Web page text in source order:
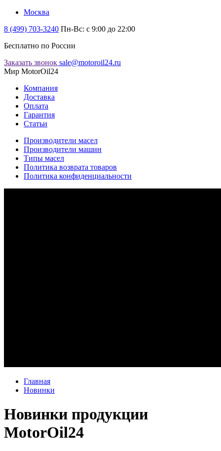
Москва
8 (499) 703-3240 Пн-Вс: с 9:00 до 22:00
Бесплатно по России
Заказать звонок sale@motoroil24.ru
Мир MotorOil24
Компания
Доставка
Оплата
Гарантия
Статьи
Производители масел
Производители машин
Типы масел
Политика возврата товаров
Политика конфиденциальности
Главная
Новинки
Новинки продукции
MotorOil24